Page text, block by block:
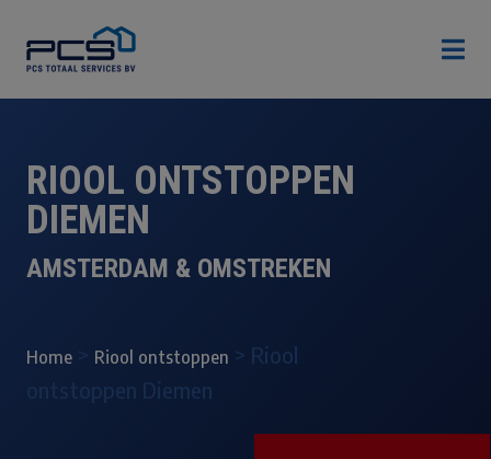

RIOOL ONTSTOPPEN
DIEMEN
AMSTERDAM & OMSTREKEN
Home Riool ontstoppen > Riool
ontstoppen Diemen